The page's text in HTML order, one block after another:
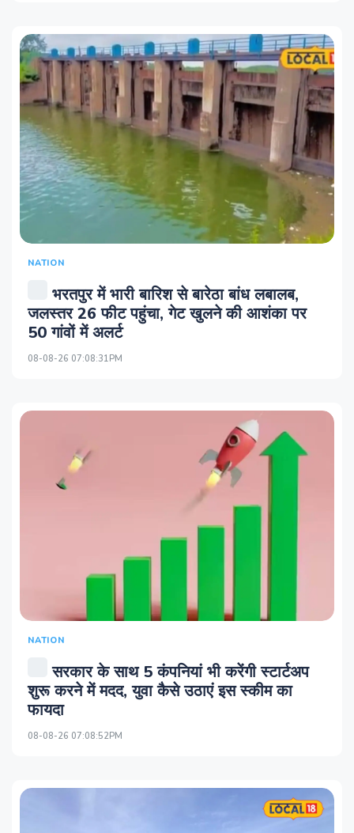
NATION
भरतपुर में भारी बारिश से बारेठा बांध लबालब,
जलस्तर 26 फीट पहुंचा, गेट खुलने की आशंका पर
50 गांवों में अलर्ट
08-08-26 07:08:31PM
NATION
सरकार के साथ 5 कंपनियां भी करेंगी स्टार्टअप
शुरू करने में मदद, युवा कैसे उठाएं इस स्कीम का
फायदा
08-08-26 07:08:52PM